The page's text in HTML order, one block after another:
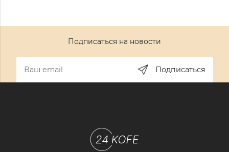
Подписаться на новости
Подписаться